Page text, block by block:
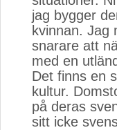
jag bygger
kvinnan. Jag
snarare att
med en
Det finns en
kultur.
på deras
sitt icke